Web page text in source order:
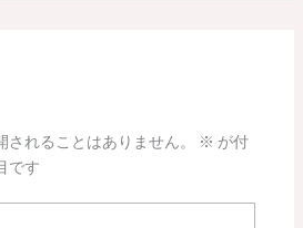
れることはありません。 ※ が付
です